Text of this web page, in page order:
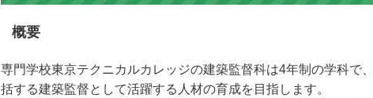
概要
専門学校東京テクニカルカレッジの建築監督科は4年制の学科で
括する建築監督として活躍する人材の育成を目指します。